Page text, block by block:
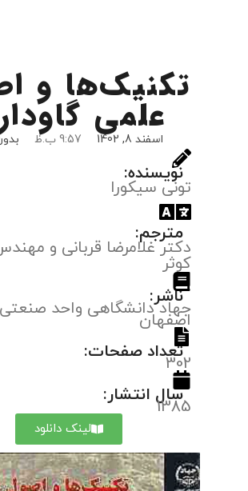
تکنیک‌ها و
علمی
اسفند 8, 1402 9:57 ب.ظ
نویسنده:
تونی سیکورا
مترجم:
دکتر غلامرضا قربانی و
کوثر
ناشر:
جهاد دانشگاهی واحد صنعتی
اصفهان
تعداد صفحات:
302
سال انتشار:
1385
لینک دانلود